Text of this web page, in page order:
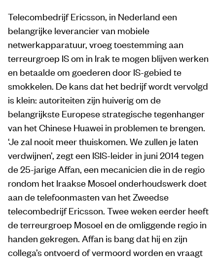
Telecombedrijf Ericsson, in Nederland een
belangrijke leverancier van mobiele
netwerkapparatuur, vroeg toestemming aan
terreurgroep IS om in Irak te mogen blijven werken
en betaalde om goederen door IS-gebied te
smokkelen. De kans dat het bedrijf wordt vervolgd
is klein: autoriteiten zijn huiverig om de
belangrijkste Europese strategische tegenhanger
van het Chinese Huawei in problemen te brengen.
‘Je zal nooit meer thuiskomen. We zullen je laten
verdwijnen’, zegt een ISIS-leider in juni 2014 tegen
de 25-jarige Affan, een mecanicien die in de regio
rondom het Iraakse Mosoel onderhoudswerk doet
aan de telefoonmasten van het Zweedse
telecombedrijf Ericsson. Twee weken eerder heeft
de terreurgroep Mosoel en de omliggende regio in
handen gekregen. Affan is bang dat hij en zijn
collega’s ontvoerd of vermoord worden en vraagt